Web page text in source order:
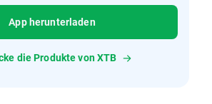
App herunterladen
die Produkte von XTB